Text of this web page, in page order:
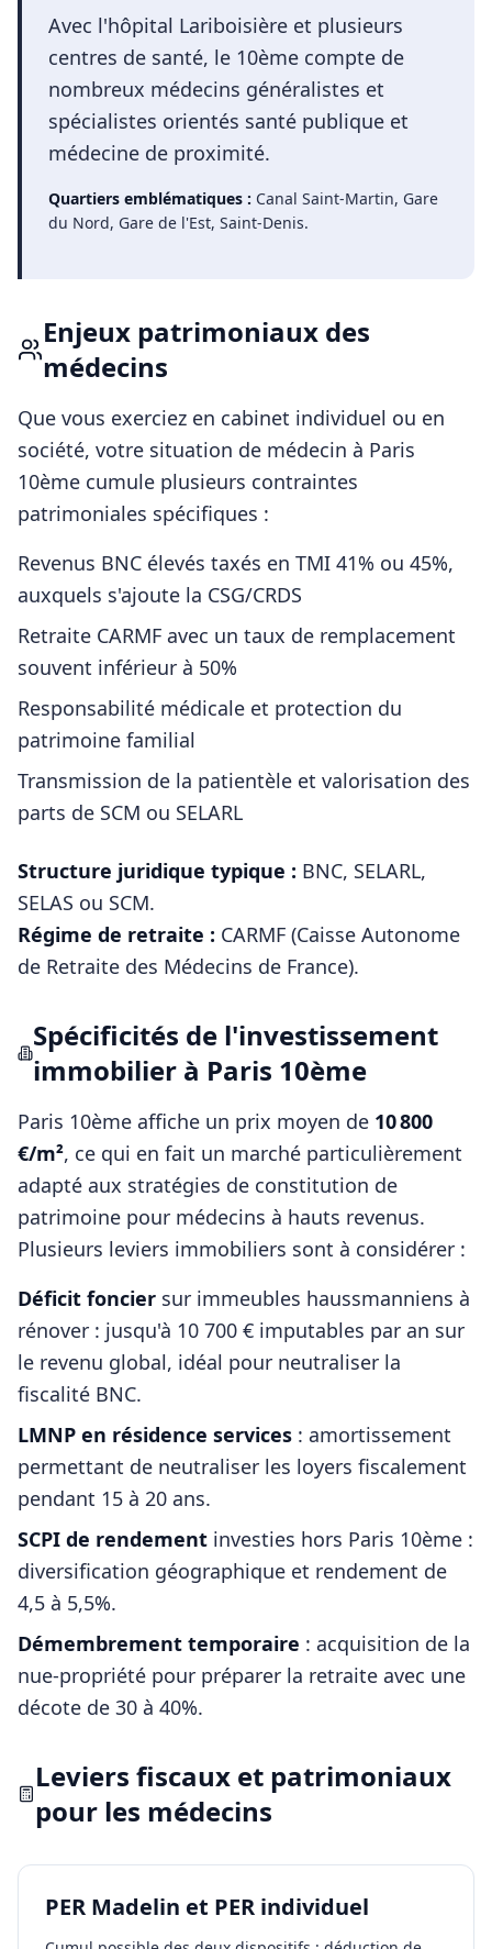
Avec l'hôpital Lariboisière et plusieurs
centres de santé, le 10ème compte de
nombreux médecins généralistes et
spécialistes orientés santé publique et
médecine de proximité.
Quartiers emblématiques : Canal Saint-Martin, Gare
du Nord, Gare de l'Est, Saint-Denis.
Enjeux patrimoniaux des
médecins
Que vous exerciez en cabinet individuel ou en
société, votre situation de médecin à Paris
10ème cumule plusieurs contraintes
patrimoniales spécifiques :
Revenus BNC élevés taxés en TMI 41% ou 45%,
auxquels s'ajoute la CSG/CRDS
Retraite CARMF avec un taux de remplacement
souvent inférieur à 50%
Responsabilité médicale et protection du
patrimoine familial
Transmission de la patientèle et valorisation des
parts de SCM ou SELARL
Structure juridique typique : BNC, SELARL,
SELAS ou SCM.
Régime de retraite : CARMF (Caisse Autonome
de Retraite des Médecins de France).
Spécificités de l'investissement
immobilier à Paris 10ème
Paris 10ème affiche un prix moyen de 10 800
€/m², ce qui en fait un marché particulièrement
adapté aux stratégies de constitution de
patrimoine pour médecins à hauts revenus.
Plusieurs leviers immobiliers sont à considérer :
Déficit foncier sur immeubles haussmanniens à
rénover : jusqu'à 10 700 € imputables par an sur
le revenu global, idéal pour neutraliser la
fiscalité BNC.
LMNP en résidence services : amortissement
permettant de neutraliser les loyers fiscalement
pendant 15 à 20 ans.
SCPI de rendement investies hors Paris 10ème :
diversification géographique et rendement de
4,5 à 5,5%.
Démembrement temporaire : acquisition de la
nue-propriété pour préparer la retraite avec une
décote de 30 à 40%.
Leviers fiscaux et patrimoniaux
pour les médecins
PER Madelin et PER individuel